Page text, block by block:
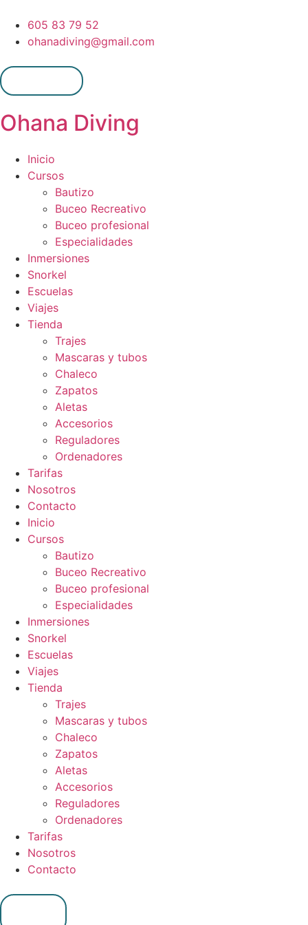
605 83 79 52
ohanadiving@gmail.com
Ohana Diving
Inicio
Cursos
Bautizo
Buceo Recreativo
Buceo profesional
Especialidades
Inmersiones
Snorkel
Escuelas
Viajes
Tienda
Trajes
Mascaras y tubos
Chaleco
Zapatos
Aletas
Accesorios
Reguladores
Ordenadores
Tarifas
Nosotros
Contacto
Inicio
Cursos
Bautizo
Buceo Recreativo
Buceo profesional
Especialidades
Inmersiones
Snorkel
Escuelas
Viajes
Tienda
Trajes
Mascaras y tubos
Chaleco
Zapatos
Aletas
Accesorios
Reguladores
Ordenadores
Tarifas
Nosotros
Contacto